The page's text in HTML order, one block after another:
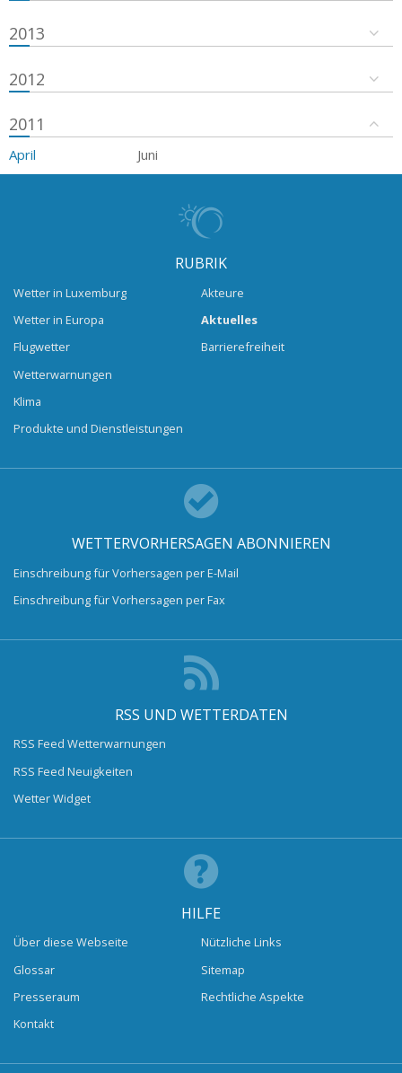
2013
2012
2011
April Juni
RUBRIK
Wetter in Luxemburg
Wetter in Europa
Flugwetter
Wetterwarnungen
Klima
Produkte und Dienstleistungen
Akteure
Aktuelles
Barrierefreiheit
WETTERVORHERSAGEN ABONNIEREN
Einschreibung für Vorhersagen per E-Mail
Einschreibung für Vorhersagen per Fax
RSS UND WETTERDATEN
RSS Feed Wetterwarnungen
RSS Feed Neuigkeiten
Wetter Widget
HILFE
Über diese Webseite
Glossar
Presseraum
Kontakt
Nützliche Links
Sitemap
Rechtliche Aspekte